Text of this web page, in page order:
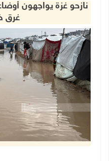
نازحو غزة يواجهون
غرق